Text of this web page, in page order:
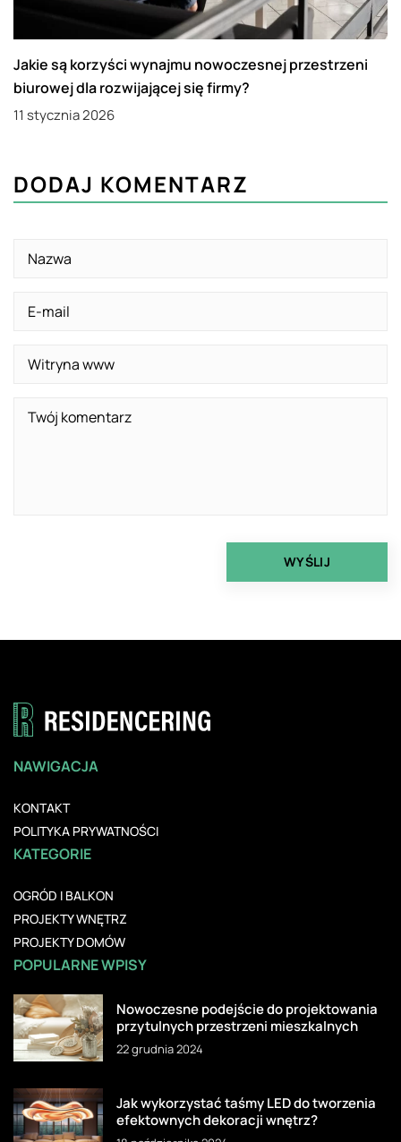
Jakie są korzyści wynajmu nowoczesnej przestrzeni
biurowej dla rozwijającej się firmy?
11 stycznia 2026
DODAJ KOMENTARZ
NAWIGACJA
KONTAKT
POLITYKA PRYWATNOŚCI
KATEGORIE
OGRÓD I BALKON
PROJEKTY WNĘTRZ
PROJEKTY DOMÓW
POPULARNE WPISY
Nowoczesne podejście do projektowania
przytulnych przestrzeni mieszkalnych
22 grudnia 2024
Jak wykorzystać taśmy LED do tworzenia
efektownych dekoracji wnętrz?